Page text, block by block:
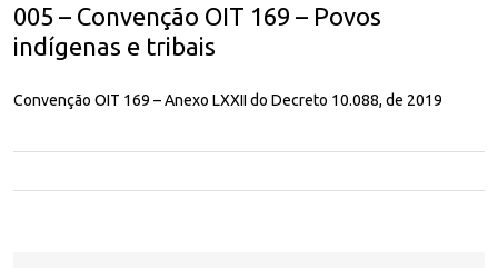
005 – Convenção OIT 169 – Povos
indígenas e tribais
Convenção OIT 169 – Anexo LXXII do Decreto 10.088, de 2019